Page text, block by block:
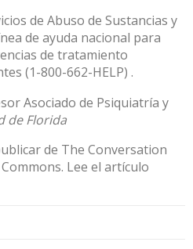
de Abuso de Sustancias y
de ayuda nacional para
de tratamiento
(1-800-662-HELP) .
Asociado de Psiquiatría y
de Florida
de The Conversation
Lee el artículo